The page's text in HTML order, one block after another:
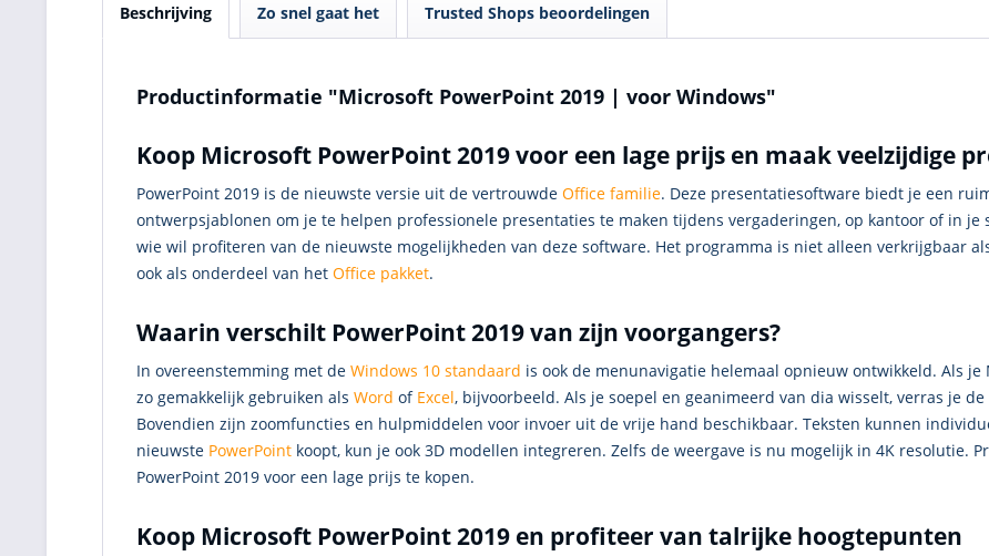
Beschrijving Zo snel gaat het Trusted Shops beoordelingen
Productinformatie "Microsoft PowerPoint 2019 | voor Windows"
Koop Microsoft PowerPoint 2019 voor een lage prijs en maak veelzijdige
PowerPoint 2019 is de nieuwste versie uit de vertrouwde Office familie. Deze presentatiesoftware biedt je een
ontwerpsjablonen om je te helpen professionele presentaties te maken tijdens vergaderingen, op kantoor of in je
wie wil profiteren van de nieuwste mogelijkheden van deze software. Het programma is niet alleen verkrijgbaar
ook als onderdeel van het Office pakket.
Waarin verschilt PowerPoint 2019 van zijn voorgangers?
In overeenstemming met de Windows 10 standaard is ook de menunavigatie helemaal opnieuw ontwikkeld. Als
zo gemakkelijk gebruiken als Word of Excel, bijvoorbeeld. Als je soepel en geanimeerd van dia wisselt, verras je
Bovendien zijn zoomfuncties en hulpmiddelen voor invoer uit de vrije hand beschikbaar. Teksten kunnen
nieuwste PowerPoint koopt, kun je ook 3D modellen integreren. Zelfs de weergave is nu mogelijk in 4K resolutie.
PowerPoint 2019 voor een lage prijs te kopen.
Koop Microsoft PowerPoint 2019 en profiteer van talrijke hoogtepunten